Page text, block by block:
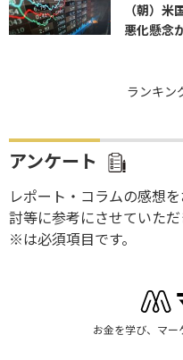
（朝）
悪化懸念
ランキン
アンケート
レポート・コラムの感想
討等に参考にさせていただ
※は必須項目です。
お金を学び、マー